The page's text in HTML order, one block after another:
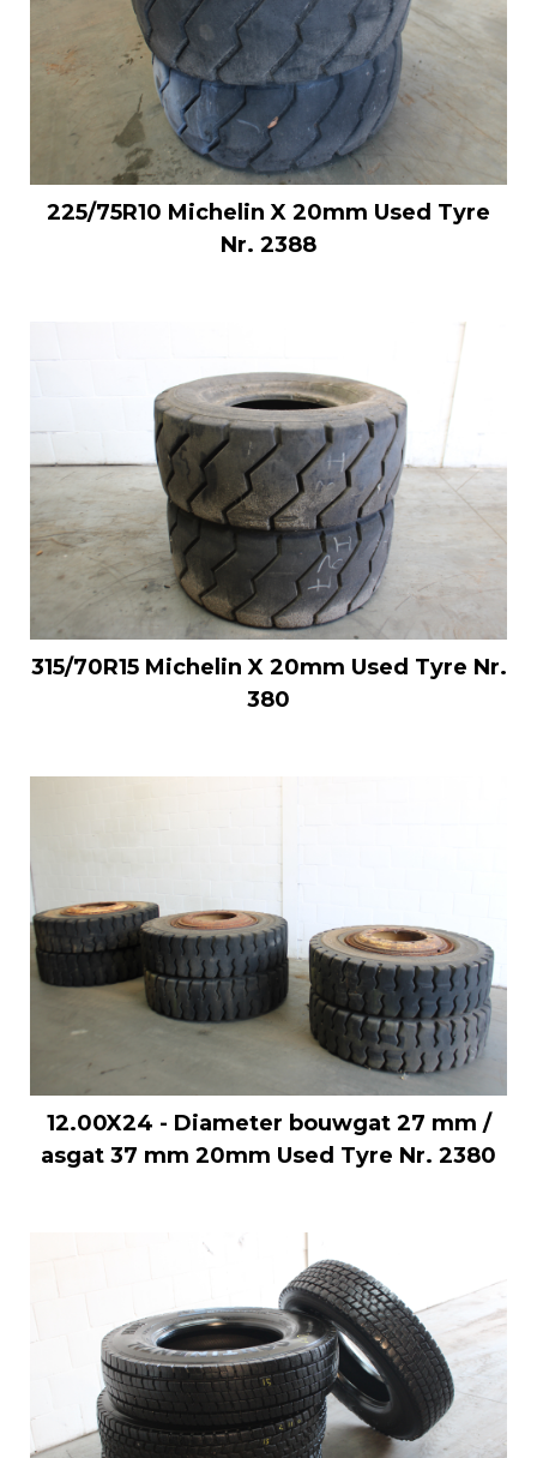
225/75R10 Michelin X 20mm Used Tyre
Nr. 2388
315/70R15 Michelin X 20mm Used Tyre Nr.
380
12.00X24 - Diameter bouwgat 27 mm /
asgat 37 mm 20mm Used Tyre Nr. 2380